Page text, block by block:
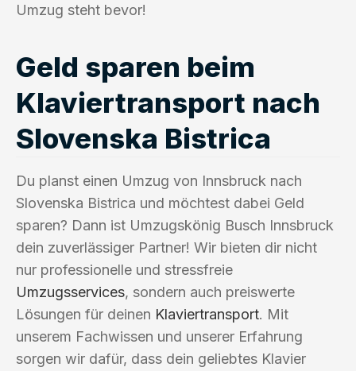
Umzug steht bevor!
Geld sparen beim
Klaviertransport nach
Slovenska Bistrica
Du planst einen Umzug von Innsbruck nach
Slovenska Bistrica und möchtest dabei Geld
sparen? Dann ist Umzugskönig Busch Innsbruck
dein zuverlässiger Partner! Wir bieten dir nicht
nur professionelle und stressfreie
Umzugsservices, sondern auch preiswerte
Lösungen für deinen Klaviertransport. Mit
unserem Fachwissen und unserer Erfahrung
sorgen wir dafür, dass dein geliebtes Klavier